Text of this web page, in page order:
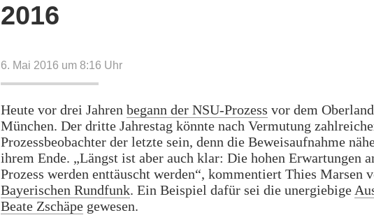
2016
6. Mai 2016 um 8:16 Uhr
Heute vor drei Jahren begann der NSU-Prozess vor dem
München. Der dritte Jahrestag könnte nach Vermutung
Prozessbeobachter der letzte sein, denn die Beweisaufnahme
ihrem Ende. „Längst ist aber auch klar: Die hohen Erwartungen
Prozess werden enttäuscht werden“, kommentiert Thies Marsen
Bayerischen Rundfunk. Ein Beispiel dafür sei die unergiebige
Beate Zschäpe gewesen.